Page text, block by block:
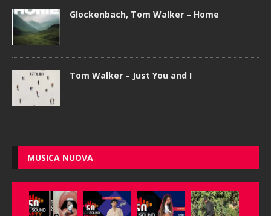
Glockenbach, Tom Walker – Home
Tom Walker – Just You and I
MUSICA NUOVA